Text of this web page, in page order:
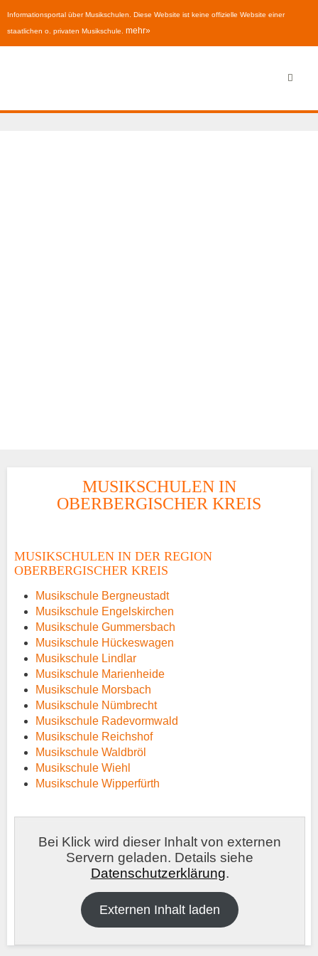
Informationsportal über Musikschulen. Diese Website ist keine offizielle Website einer
staatlichen o. privaten Musikschule. mehr»
MUSIKSCHULEN IN
OBERBERGISCHER KREIS
MUSIKSCHULEN IN DER REGION
OBERBERGISCHER KREIS
Musikschule Bergneustadt
Musikschule Engelskirchen
Musikschule Gummersbach
Musikschule Hückeswagen
Musikschule Lindlar
Musikschule Marienheide
Musikschule Morsbach
Musikschule Nümbrecht
Musikschule Radevormwald
Musikschule Reichshof
Musikschule Waldbröl
Musikschule Wiehl
Musikschule Wipperfürth
Bei Klick wird dieser Inhalt von externen
Servern geladen. Details siehe
Datenschutzerklärung.
Externen Inhalt laden